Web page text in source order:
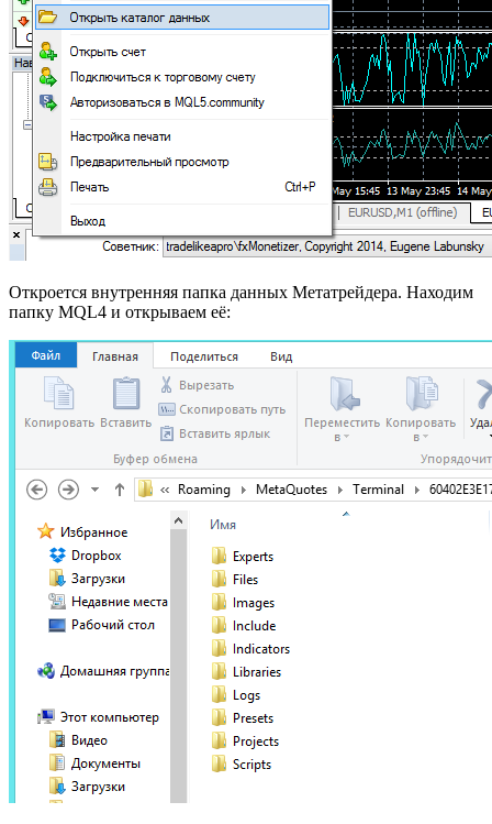
Откроется внутренняя папка данных Метатрейдера. Находим
папку MQL4 и открываем её: